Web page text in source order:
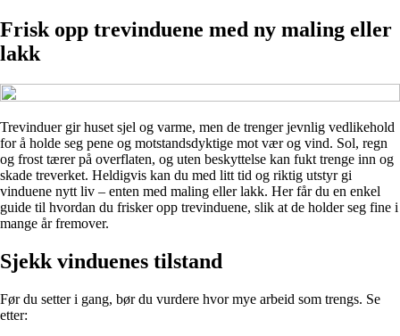
Frisk opp trevinduene med ny maling eller
lakk
Trevinduer gir huset sjel og varme, men de trenger jevnlig vedlikehold
for å holde seg pene og motstandsdyktige mot vær og vind. Sol, regn
og frost tærer på overflaten, og uten beskyttelse kan fukt trenge inn og
skade treverket. Heldigvis kan du med litt tid og riktig utstyr gi
vinduene nytt liv – enten med maling eller lakk. Her får du en enkel
guide til hvordan du frisker opp trevinduene, slik at de holder seg fine i
mange år fremover.
Sjekk vinduenes tilstand
Før du setter i gang, bør du vurdere hvor mye arbeid som trengs. Se
etter: